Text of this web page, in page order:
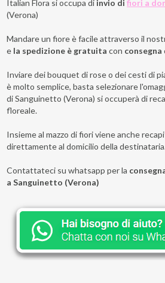
Italian Flora si occupa di invio difiori a
(Verona)
Mandare un fiore è facile attraverso il
e la spedizione è gratuita con consegna
Inviare dei bouquet di rose o dei cesti di
è molto semplice, basta selezionare
di Sanguinetto (Verona) si occuperà di
floreale.
Insieme al mazzo di fiori viene anche
direttamente al domicilio della
Contattateci su whatsapp per la
a Sanguinetto (Verona)